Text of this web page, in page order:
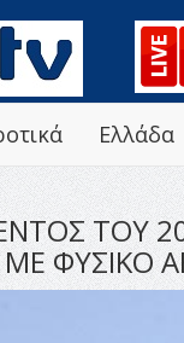
Ελλάδα
ΤΟΥ
ΦΥΣΙΚΟ